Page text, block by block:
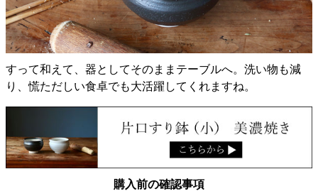
すって和えて、器としてそのままテーブルへ。洗い物も減
り、慌ただしい食卓でも大活躍してくれますね。
購入前の確認事項